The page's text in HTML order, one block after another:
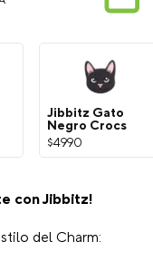
Jibbitz Gato
Negro Crocs
$4990
con Jibbitz!
del Charm: